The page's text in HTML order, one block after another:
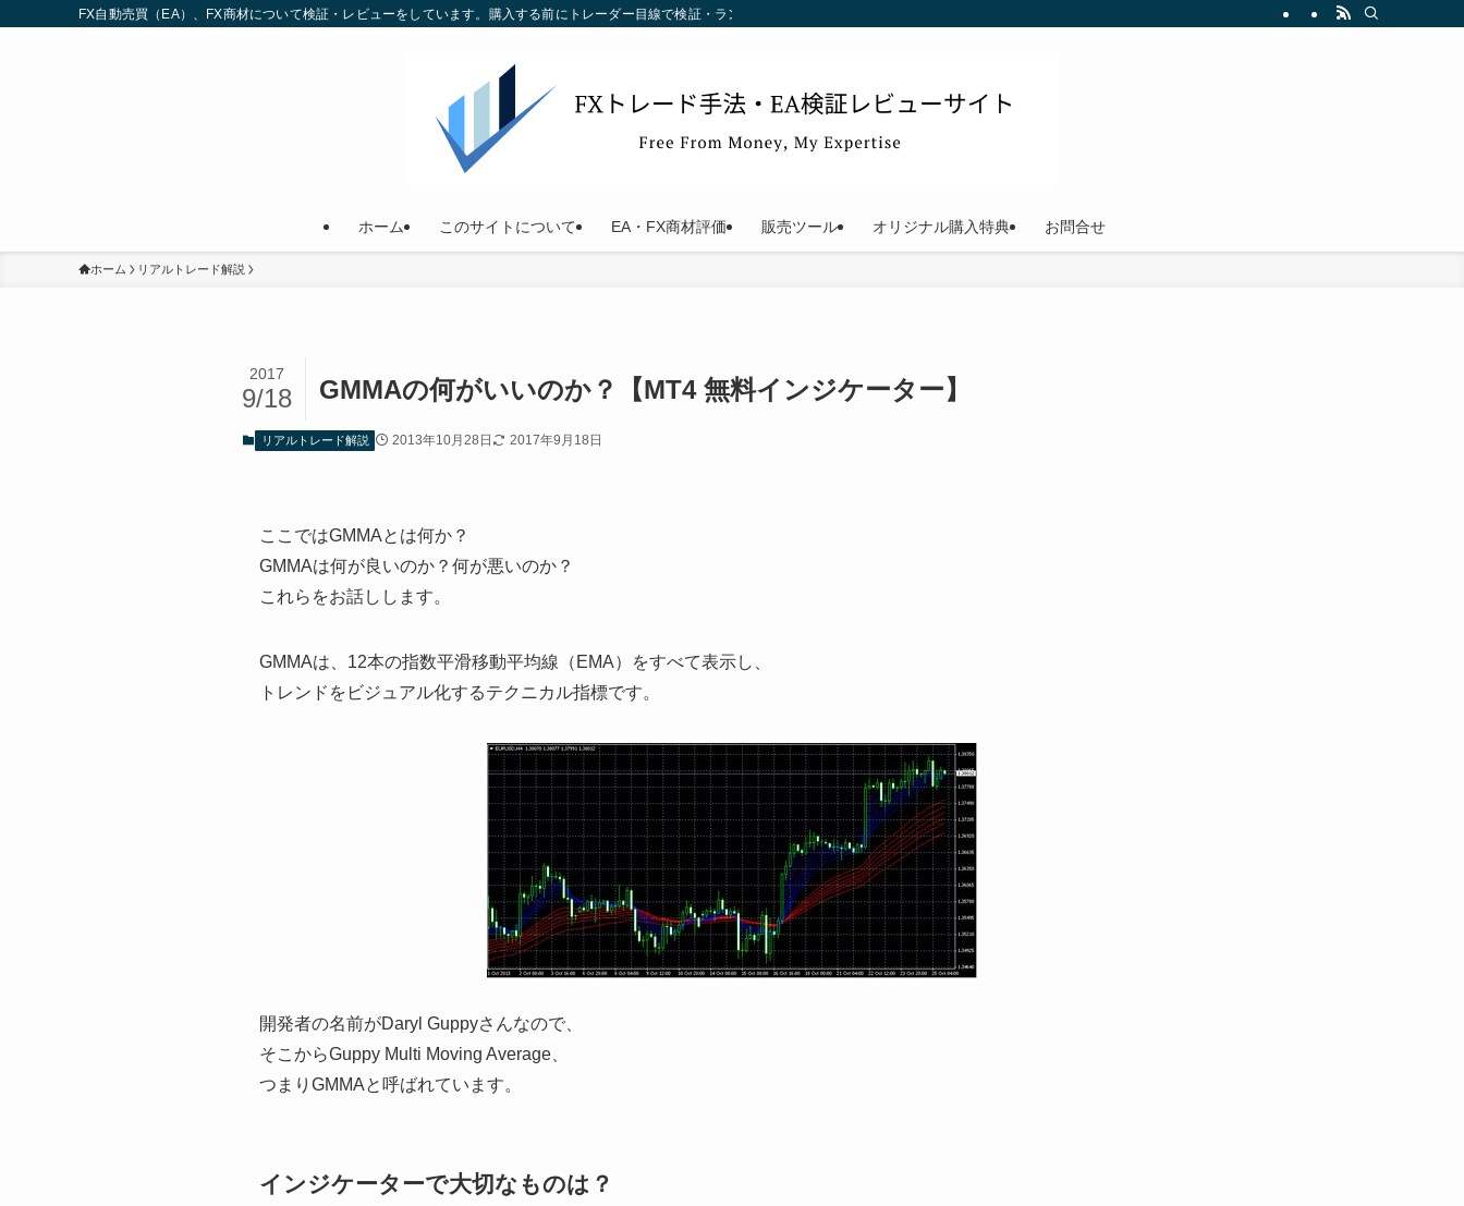
FX自動売買（EA）、FX商材について検証・レビューをしています。購入する前にトレーダー目線で検証・ランキング化している当サイトをご利用ください
ホーム このサイトについて EA・FX商材評価 販売ツール オリジナル購入特典 お問合せ
ホーム リアルトレード解説
GMMAの何がいいのか？【MT4 無料インジケーター】
2017
9/18
リアルトレード解説 2013年10月28日 2017年9月18日
ここではGMMAとは何か？
GMMAは何が良いのか？何が悪いのか？
これらをお話しします。
GMMAは、12本の指数平滑移動平均線（EMA）をすべて表示し、
トレンドをビジュアル化するテクニカル指標です。
開発者の名前がDaryl Guppyさんなので、
そこからGuppy Multi Moving Average、
つまりGMMAと呼ばれています。
インジケーターで大切なものは？